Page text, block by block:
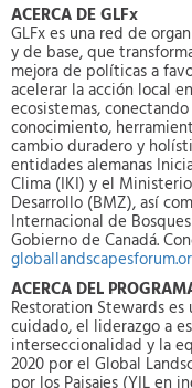
ACERCA DE GLFx
GLFx es una red de
y de base, que
mejora de políticas a
acelerar la acción local
ecosistemas,
conocimiento,
cambio duradero y
entidades alemanas
Clima (IKI) y el
Desarrollo (BMZ), así
Internacional de
Gobierno de Canadá.
ACERCA DEL
Restoration Stewards
cuidado, el liderazgo a
interseccionalidad y la
2020 por el Global